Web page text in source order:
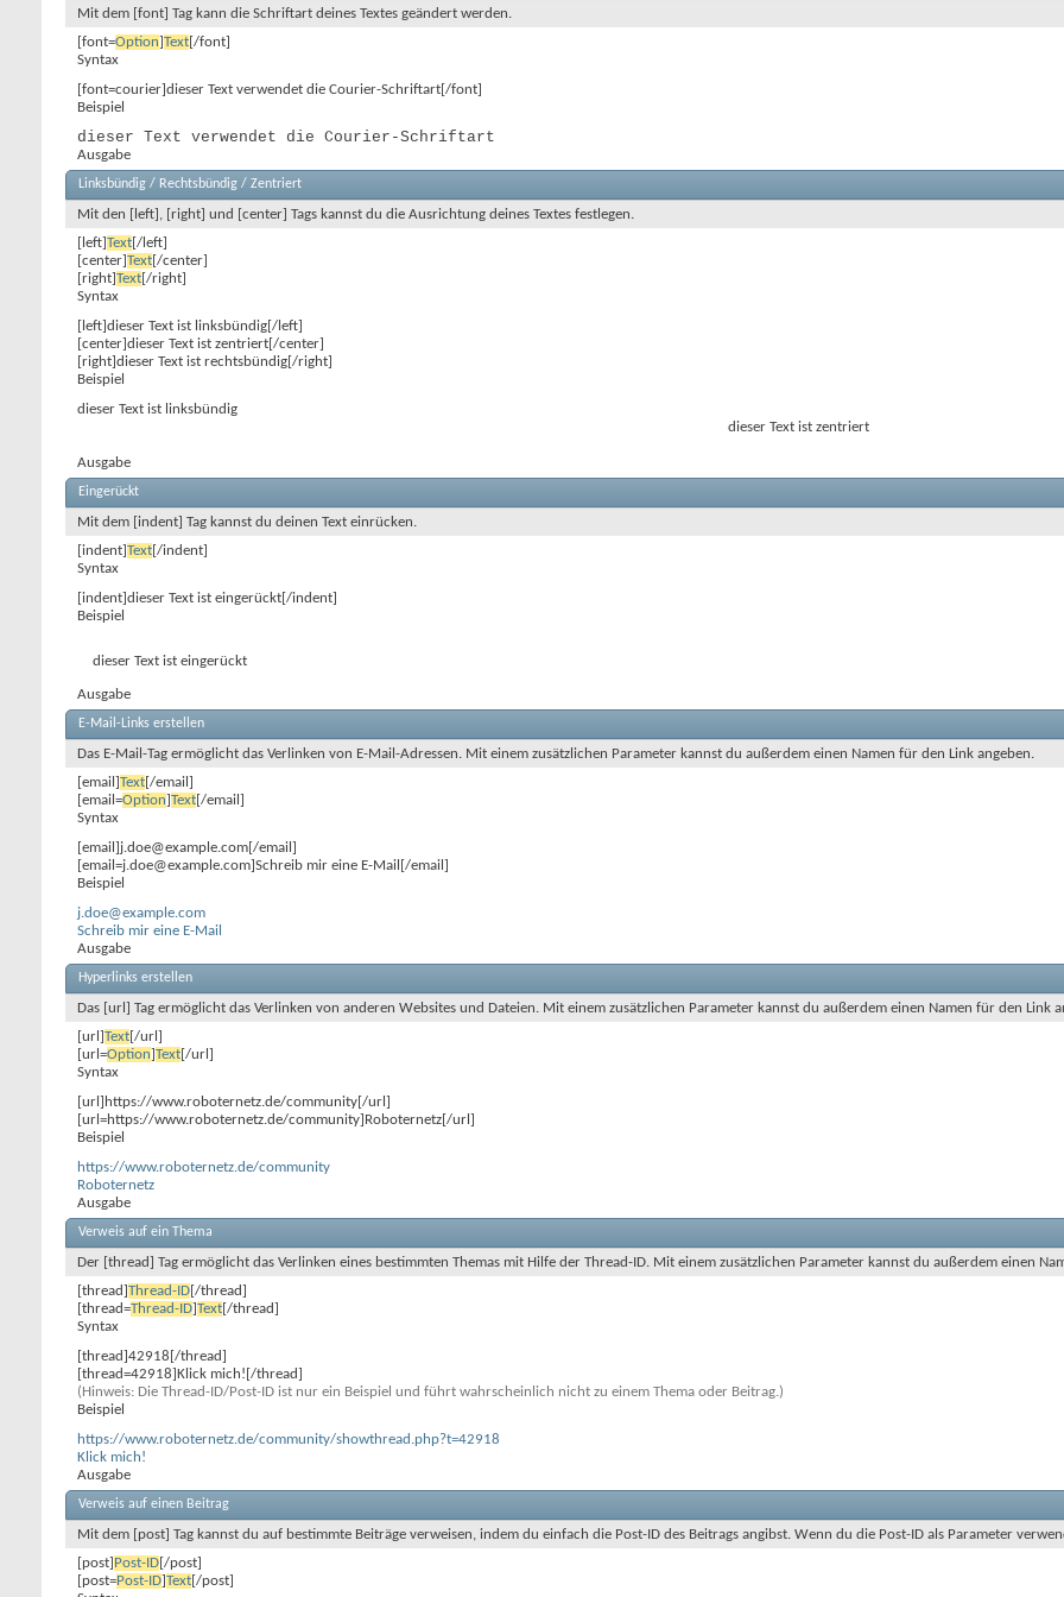
Mit dem [font] Tag kann die Schriftart deines Textes geändert werden.
[font=Option]Text[/font]
Syntax
[font=courier]dieser Text verwendet die Courier-Schriftart[/font]
Beispiel
dieser Text verwendet die Courier-Schriftart
Ausgabe
Linksbündig / Rechtsbündig / Zentriert
Mit den [left], [right] und [center] Tags kannst du die Ausrichtung deines Textes festlegen.
[left]Text[/left]
[center]Text[/center]
[right]Text[/right]
Syntax
[left]dieser Text ist linksbündig[/left]
[center]dieser Text ist zentriert[/center]
[right]dieser Text ist rechtsbündig[/right]
Beispiel
dieser Text ist linksbündig
dieser Text ist zentriert
Ausgabe
Eingerückt
Mit dem [indent] Tag kannst du deinen Text einrücken.
[indent]Text[/indent]
Syntax
[indent]dieser Text ist eingerückt[/indent]
Beispiel
dieser Text ist eingerückt
Ausgabe
E-Mail-Links erstellen
Das E-Mail-Tag ermöglicht das Verlinken von E-Mail-Adressen. Mit einem zusätzlichen Parameter kannst du außerdem einen Namen für den Link angeben.
[email]Text[/email]
[email=Option]Text[/email]
Syntax
[email]j.doe@example.com[/email]
[email=j.doe@example.com]Schreib mir eine E-Mail[/email]
Beispiel
j.doe@example.com
Schreib mir eine E-Mail
Ausgabe
Hyperlinks erstellen
Das [url] Tag ermöglicht das Verlinken von anderen Websites und Dateien. Mit einem zusätzlichen Parameter kannst du außerdem einen Namen für den Link
[url]Text[/url]
[url=Option]Text[/url]
Syntax
[url]https://www.roboternetz.de/community[/url]
[url=https://www.roboternetz.de/community]Roboternetz[/url]
Beispiel
https://www.roboternetz.de/community
Roboternetz
Ausgabe
Verweis auf ein Thema
Der [thread] Tag ermöglicht das Verlinken eines bestimmten Themas mit Hilfe der Thread-ID. Mit einem zusätzlichen Parameter kannst du außerdem einen
[thread]Thread-ID[/thread]
[thread=Thread-ID]Text[/thread]
Syntax
[thread]42918[/thread]
[thread=42918]Klick mich![/thread]
(Hinweis: Die Thread-ID/Post-ID ist nur ein Beispiel und führt wahrscheinlich nicht zu einem Thema oder Beitrag.)
Beispiel
https://www.roboternetz.de/community/showthread.php?t=42918
Klick mich!
Ausgabe
Verweis auf einen Beitrag
Mit dem [post] Tag kannst du auf bestimmte Beiträge verweisen, indem du einfach die Post-ID des Beitrags angibst. Wenn du die Post-ID als Parameter
[post] Post-ID[/post]
[post=Post-ID]Text[/post]